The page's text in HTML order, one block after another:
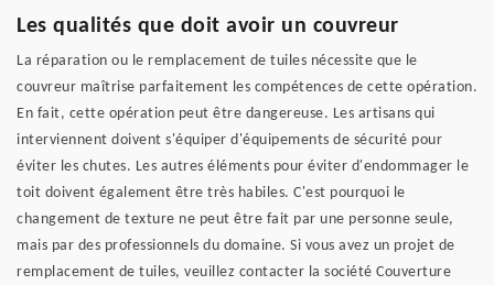
Les qualités que doit avoir un couvreur
La réparation ou le remplacement de tuiles nécessite que le
couvreur maîtrise parfaitement les compétences de cette opération.
En fait, cette opération peut être dangereuse. Les artisans qui
interviennent doivent s'équiper d'équipements de sécurité pour
éviter les chutes. Les autres éléments pour éviter d'endommager le
toit doivent également être très habiles. C'est pourquoi le
changement de texture ne peut être fait par une personne seule,
mais par des professionnels du domaine. Si vous avez un projet de
remplacement de tuiles, veuillez contacter la société Couverture